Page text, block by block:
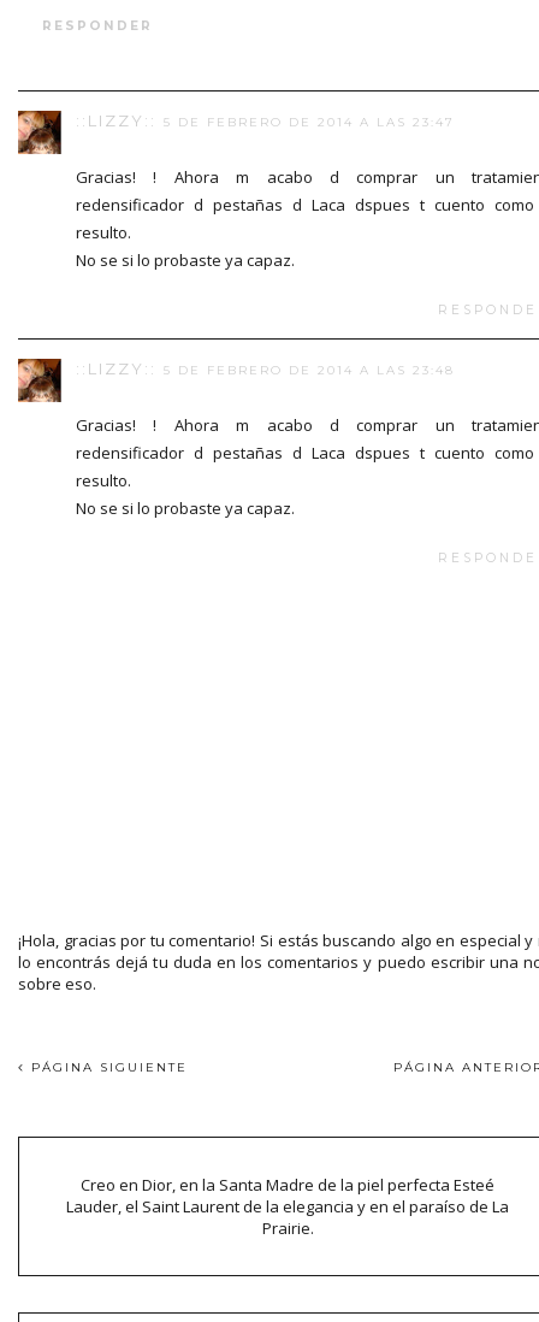
RESPONDER
::LIZZY:: 5 DE FEBRERO DE 2014 A LAS 23:47
Gracias! ! Ahora m acabo d comprar un
redensificador d pestañas d Laca dspues t cuento
resulto.
No se si lo probaste ya capaz.
::LIZZY:: 5 DE FEBRERO DE 2014 A LAS 23:48
Gracias! ! Ahora m acabo d comprar un
redensificador d pestañas d Laca dspues t cuento
resulto.
No se si lo probaste ya capaz.
¡Hola, gracias por tu comentario! Si estás buscando algo en especial y
lo encontrás dejá tu duda en los comentarios y puedo escribir una
sobre eso.
PÁGINA SIGUIENTE PÁGINA
Creo en Dior, en la Santa Madre de la piel perfecta Esteé
Lauder, el Saint Laurent de la elegancia y en el paraíso de La
Prairie.